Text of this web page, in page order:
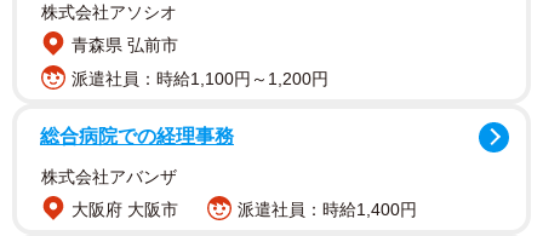
株式会社アソシオ
青森県 弘前市
派遣社員：時給1,100円～1,200円
総合病院での経理事務
株式会社アバンザ
大阪府 大阪市
派遣社員：時給1,400円